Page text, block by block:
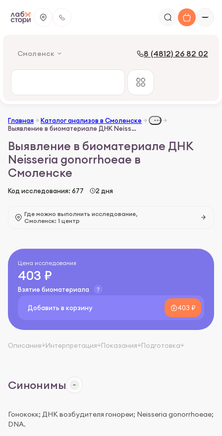
Смоленск 8 (4812) 26 82 02
Главная
Каталог анализов в Смоленске
Выявление в биоматериале ДНК Neisseria gonorrhoeae
Выявление в биоматериале ДНК
Neisseria gonorrhoeae в
Смоленске
Код исследования: 677 2 дня
Где можно выполнить исследование,
Смоленск: 1 центр
Цена исследования
403 ₽
Взятие биоматериала
Добавить в корзину 403 ₽
Описание Интерпретация Показания Подготовка
Синонимы
Гонококк; ДНК возбудителя гонореи; Neisseria gonorrhoeae;
DNA.